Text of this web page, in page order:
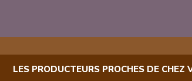
LES PRODUCTEURS PROCHES DE CHEZ